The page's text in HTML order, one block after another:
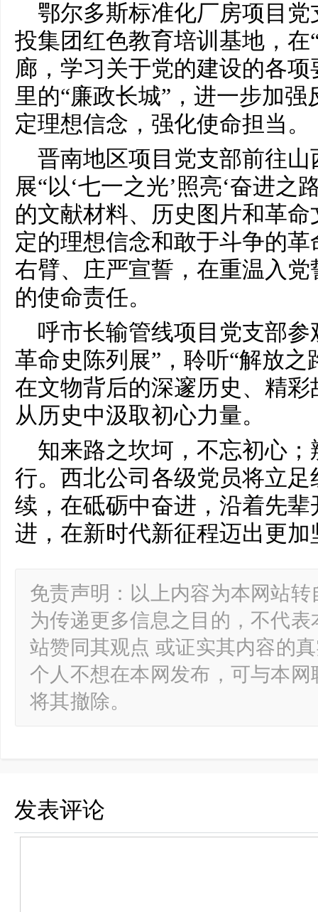
鄂尔多斯标准化厂房项目
投集团红色教育培训基地，在
廊，学习关于党的建设的各
里的“廉政长城”，进一步加
定理想信念，强化使命担当。
晋南地区项目党支部前往
展“以‘七一之光’照亮‘奋进之
的文献材料、历史图片和革
定的理想信念和敢于斗争的
右臂、庄严宣誓，在重温入
的使命责任。
呼市长输管线项目党支部
革命史陈列展”，聆听“解放
在文物背后的深邃历史、精
从历史中汲取初心力量。
知来路之坎坷，不忘初心
行。西北公司各级党员将立
续，在砥砺中奋进，沿着先
进，在新时代新征程迈出更加
免责声明：以上内容为本网站
为传递更多信息之目的，不代
站赞同其观点 或证实其内容的
个人不想在本网发布，可与本
将其撤除。
发表评论